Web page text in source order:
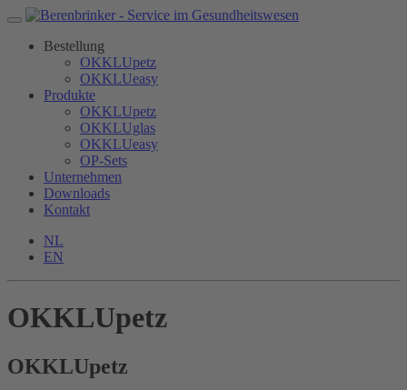
Bestellung
OKKLUpetz
OKKLUeasy
Produkte
OKKLUpetz
OKKLUglas
OKKLUeasy
OP-Sets
Unternehmen
Downloads
Kontakt
NL
EN
OKKLUpetz
OKKLUpetz